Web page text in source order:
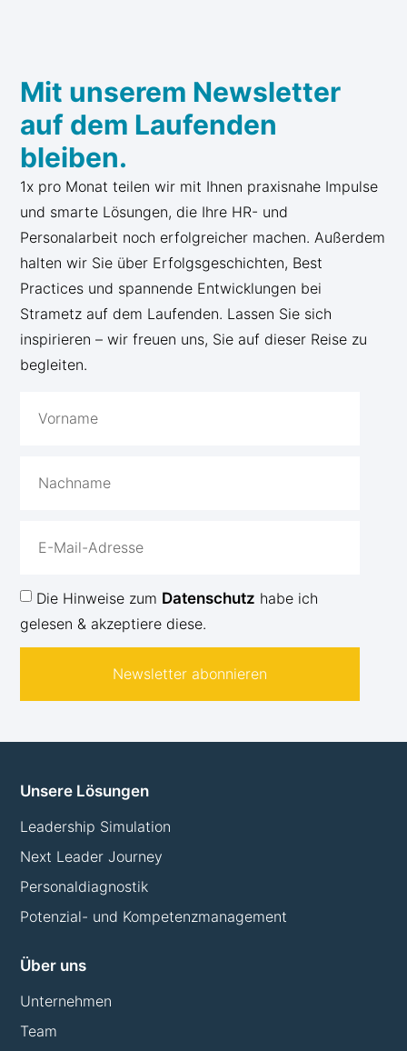
Mit unserem Newsletter
auf dem Laufenden
bleiben.
1x pro Monat teilen wir mit Ihnen praxisnahe Impulse
und smarte Lösungen, die Ihre HR- und
Personalarbeit noch erfolgreicher machen. Außerdem
halten wir Sie über Erfolgsgeschichten, Best
Practices und spannende Entwicklungen bei
Strametz auf dem Laufenden. Lassen Sie sich
inspirieren – wir freuen uns, Sie auf dieser Reise zu
begleiten.
Die Hinweise zum Datenschutz habe ich
gelesen & akzeptiere diese.
Newsletter abonnieren
Unsere Lösungen
Leadership Simulation
Next Leader Journey
Personaldiagnostik
Potenzial- und Kompetenzmanagement
Über uns
Unternehmen
Team